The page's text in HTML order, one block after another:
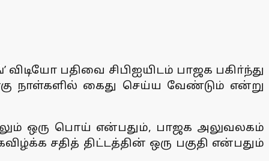
பதிவை சிபிஐயிடம் பாஜக பகிா்ந்து
நாள்களில் கைது செய்ய வேண்டும் என்று
ஒரு பொய் என்பதும், பாஜக அலுவலகம்
சதித் திட்டத்தின் ஒரு பகுதி என்பதும்